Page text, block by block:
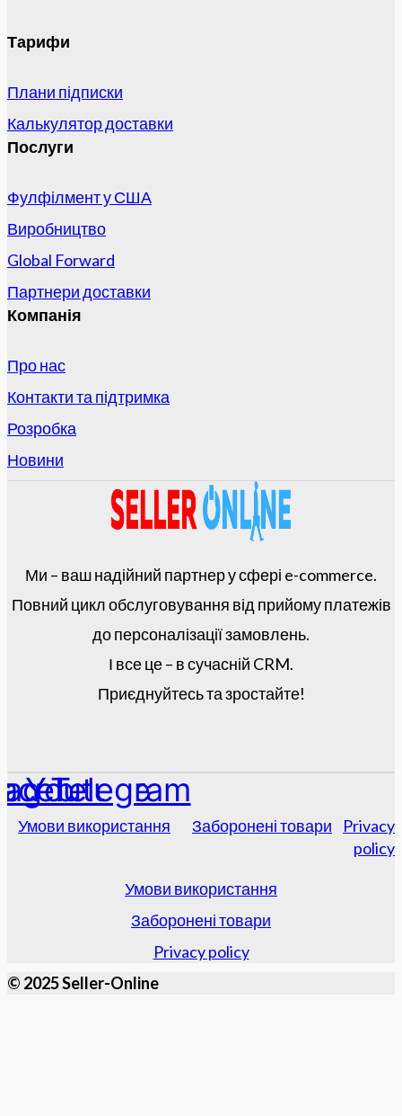
Тарифи
Плани підписки
Калькулятор доставки
Послуги
Фулфілмент у США
Виробництво
Global Forward
Партнери доставки
Компанія
Про нас
Контакти та підтримка
Розробка
Новини
Ми – ваш надійний партнер у сфері e-commerce.
Повний цикл обслуговування від прийому платежів
до персоналізації замовлень.
І все це – в сучасній CRM.
Приєднуйтесь та зростайте!
Youtube
Telegram
Умови використання Заборонені товари
Privacy
policy
Умови використання
Заборонені товари
Privacy policy
© 2025 Seller-Online